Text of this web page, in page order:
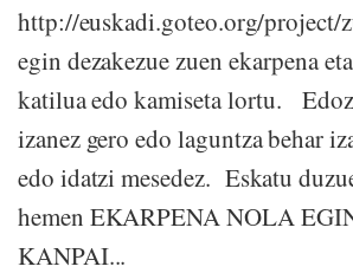
http://euskadi.goteo.org/project/
egin dezakezue zuen ekarpena
katilua edo kamiseta lortu.
izanez gero edo laguntza behar
edo idatzi mesedez. Eskatu
hemen EKARPENA NOLA
KANPAI...